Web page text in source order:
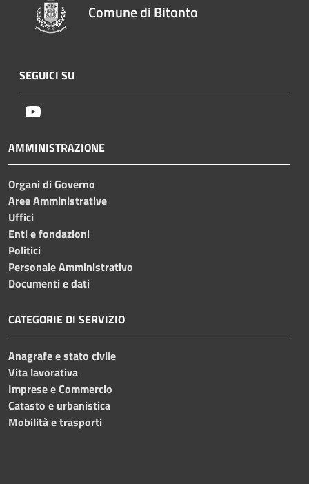
Comune di Bitonto
SEGUICI SU
AMMINISTRAZIONE
Organi di Governo
Aree Amministrative
Uffici
Enti e fondazioni
Politici
Personale Amministrativo
Documenti e dati
CATEGORIE DI SERVIZIO
Anagrafe e stato civile
Vita lavorativa
Imprese e Commercio
Catasto e urbanistica
Mobilità e trasporti